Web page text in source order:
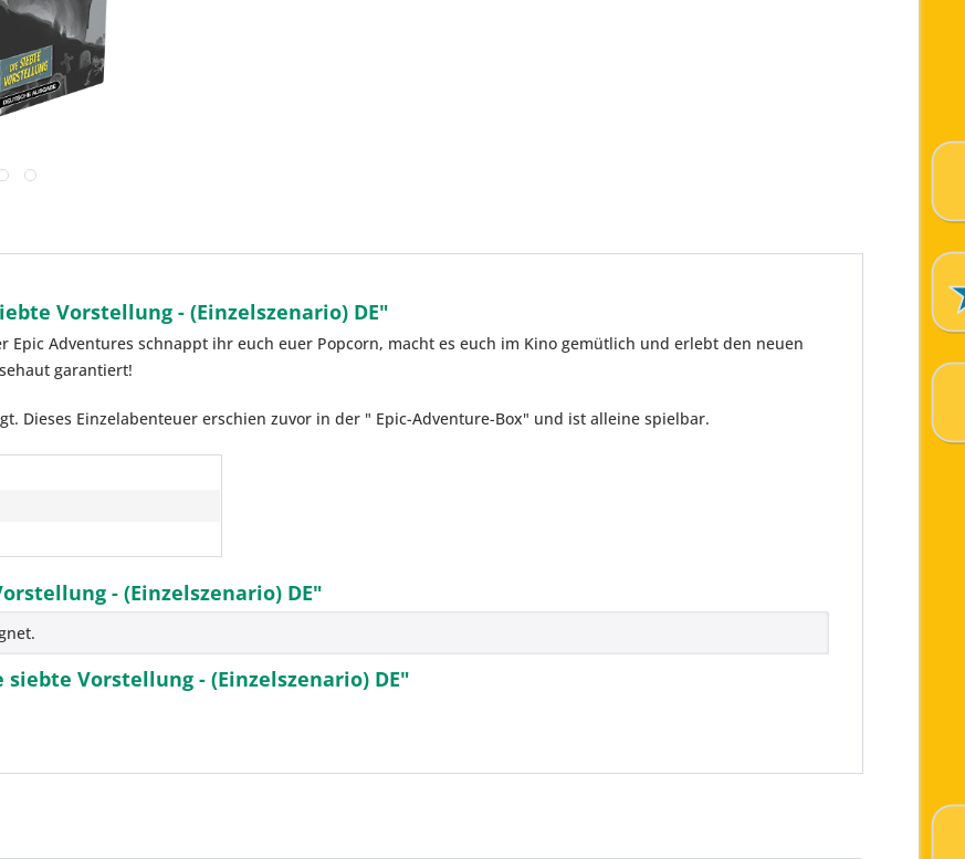
Vorstellung - (Einzelszenario) DE"
Epic Adventures schnappt ihr euch euer Popcorn, macht es euch im Kino gemütlich und erlebt den neuen
garantiert!
Dieses Einzelabenteuer erschien zuvor in der " Epic-Adventure-Box" und ist alleine spielbar.
- (Einzelszenario) DE"
Vorstellung - (Einzelszenario) DE"